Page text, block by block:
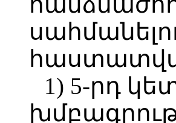
1) 5-րդ